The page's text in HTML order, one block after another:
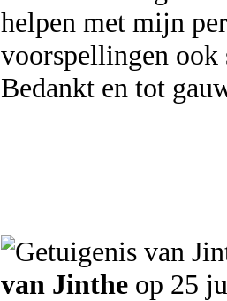
helpen met mijn
voorspellingen ook
Bedankt en tot
van Jinthe op 25